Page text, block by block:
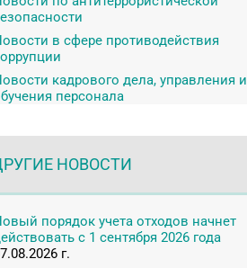
в сфере противодействия
кадрового дела, управления и
персонала
НОВОСТИ
порядок учета отходов начнет
с 1 сентября 2026 года
г.